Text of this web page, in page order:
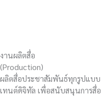
งานผลิตสื่อ
(Production)
ผลิตสื่อประชาสัมพันธ์ทุกรูปแบ
เทนต์ดิจิทัล เพื่อสนับสนุนการสื่